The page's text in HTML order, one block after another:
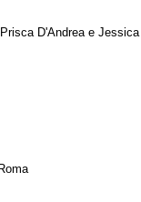
D'Andrea e Jessica